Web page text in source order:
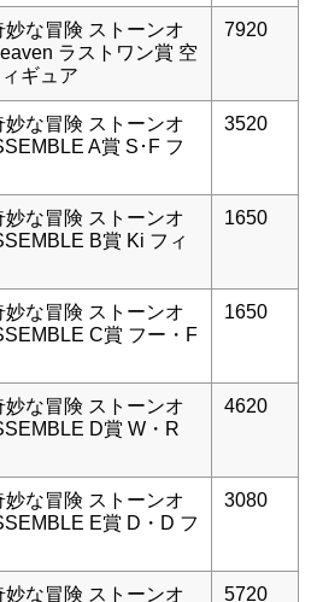
な冒険 ストーンオ
ラストワン賞 空
ギュア
7920
な冒険 ストーンオ
A賞 S･F フ
3520
な冒険 ストーンオ
B賞 Ki フィ
1650
な冒険 ストーンオ
C賞 フー・F
1650
な冒険 ストーンオ
D賞 W・R
4620
な冒険 ストーンオ
E賞 D・D フ
3080
な冒険 ストーンオ 5720